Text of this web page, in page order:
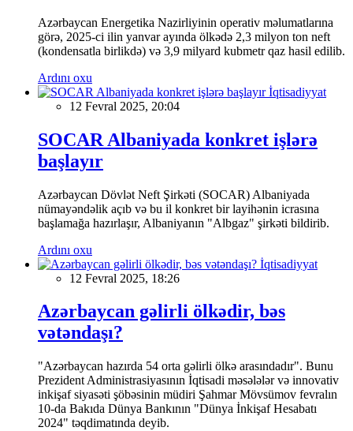
Azərbaycan Energetika Nazirliyinin operativ məlumatlarına
görə, 2025-ci ilin yanvar ayında ölkədə 2,3 milyon ton neft
(kondensatla birlikdə) və 3,9 milyard kubmetr qaz hasil edilib.
Ardını oxu
İqtisadiyyat
12 Fevral 2025, 20:04
SOCAR Albaniyada konkret işlərə
başlayır
Azərbaycan Dövlət Neft Şirkəti (SOCAR) Albaniyada
nümayəndəlik açıb və bu il konkret bir layihənin icrasına
başlamağa hazırlaşır, Albaniyanın "Albgaz" şirkəti bildirib.
Ardını oxu
İqtisadiyyat
12 Fevral 2025, 18:26
Azərbaycan gəlirli ölkədir, bəs
vətəndaşı?
"Azərbaycan hazırda 54 orta gəlirli ölkə arasındadır". Bunu
Prezident Administrasiyasının İqtisadi məsələlər və innovativ
inkişaf siyasəti şöbəsinin müdiri Şahmar Mövsümov fevralın
10-da Bakıda Dünya Bankının "Dünya İnkişaf Hesabatı
2024" təqdimatında deyib.